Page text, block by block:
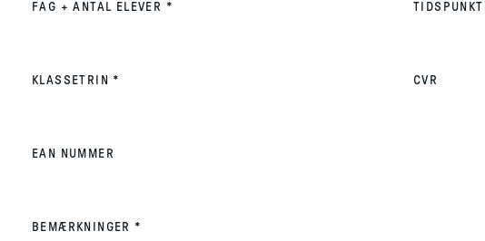
FAG + ANTAL ELEVER * TIDSPUNKT
KLASSETRIN * CVR
EAN NUMMER
BEMÆRKNINGER *